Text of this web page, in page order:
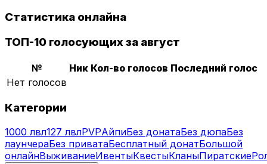
Статистика онлайна
ТОП-10 голосующих за август
№ Ник Кол-во голосов Последний голос
Нет голосов
Категории
1000 лвл127 лвлPVPАйпиБез донатаБез дюпаБез
лаунчераБез приватаБесплатный донатБольшой
онлайнВыживаниеИвентыКвестыКланыПиратские